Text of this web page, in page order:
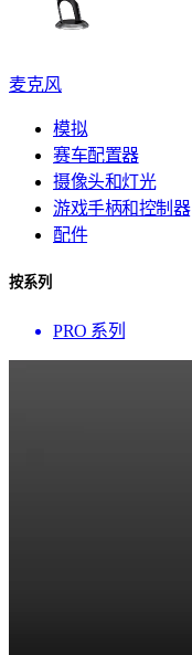
麦克风
模拟
赛车配置器
摄像头和灯光
游戏手柄和控制器
配件
按系列
PRO 系列